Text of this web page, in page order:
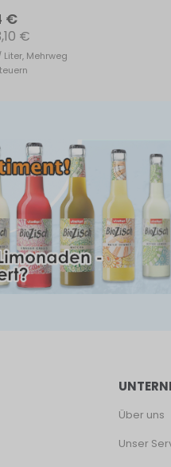
€
Mehrweg
€
Über uns
Unser